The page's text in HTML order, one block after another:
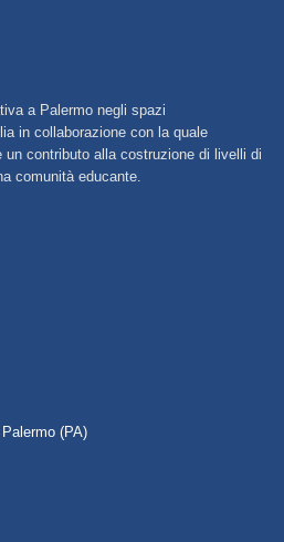
a Palermo negli spazi
in collaborazione con la quale
un contributo alla costruzione di livelli di
comunità educante.
(PA)